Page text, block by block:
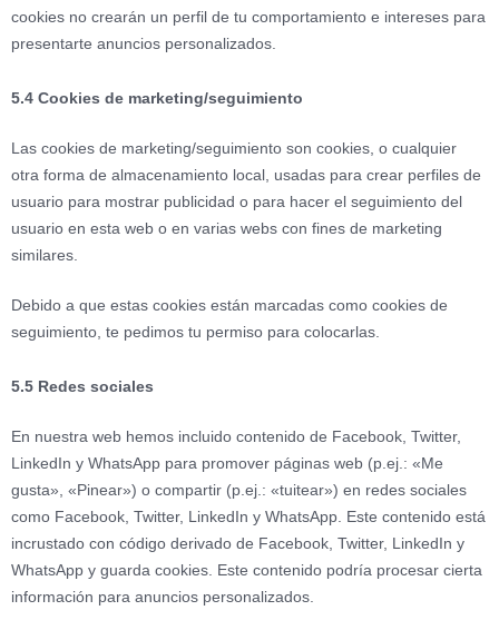
cookies no crearán un perfil de tu comportamiento e intereses para
presentarte anuncios personalizados.
5.4 Cookies de marketing/seguimiento
Las cookies de marketing/seguimiento son cookies, o cualquier
otra forma de almacenamiento local, usadas para crear perfiles de
usuario para mostrar publicidad o para hacer el seguimiento del
usuario en esta web o en varias webs con fines de marketing
similares.
Debido a que estas cookies están marcadas como cookies de
seguimiento, te pedimos tu permiso para colocarlas.
5.5 Redes sociales
En nuestra web hemos incluido contenido de Facebook, Twitter,
LinkedIn y WhatsApp para promover páginas web (p.ej.: «Me
gusta», «Pinear») o compartir (p.ej.: «tuitear») en redes sociales
como Facebook, Twitter, LinkedIn y WhatsApp. Este contenido está
incrustado con código derivado de Facebook, Twitter, LinkedIn y
WhatsApp y guarda cookies. Este contenido podría procesar cierta
información para anuncios personalizados.